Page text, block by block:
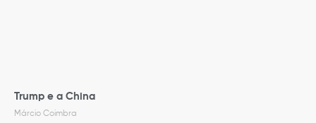
Trump e a China
Márcio Coimbra